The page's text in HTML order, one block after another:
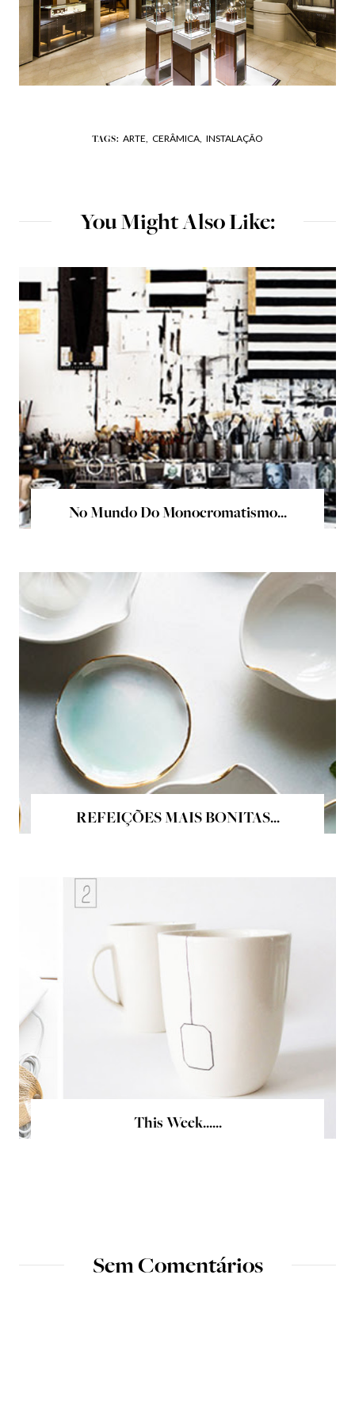
TAGS: ARTE, CERÂMICA, INSTALAÇÃO
You Might Also Like:
No Mundo Do Monocromatismo...
REFEIÇÕES MAIS BONITAS...
This Week......
Sem Comentários